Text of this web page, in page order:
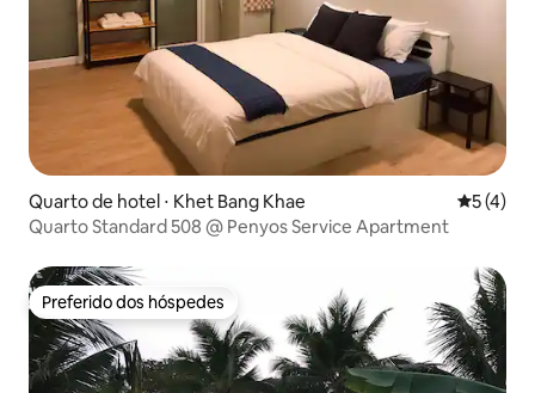
Quarto de hotel ⋅ Khet Bang Khae 5 de
5 (4)
Quarto Standard 508 @ Penyos Service Apartment
Preferido dos hóspedes
Preferido dos hóspedes